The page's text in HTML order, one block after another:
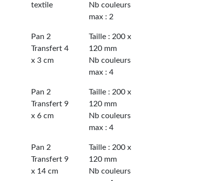
textile
Nb couleurs
max : 2
Pan 2
Transfert 4
x 3 cm
Taille : 200 x
120 mm
Nb couleurs
max : 4
Pan 2
Transfert 9
x 6 cm
Taille : 200 x
120 mm
Nb couleurs
max : 4
Pan 2
Transfert 9
x 14 cm
Taille : 200 x
120 mm
Nb couleurs